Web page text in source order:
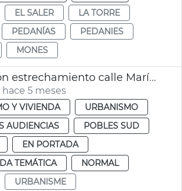
EL SALER
LA TORRE
PEDANÍAS
PEDANIES
MONES
Eliminación estrechamiento calle Marí Villamil Pinedo
5 meses
Y VIVIENDA
URBANISMO
AUDIENCIAS
POBLES SUD
EN PORTADA
TEMÁTICA
NORMAL
URBANISME